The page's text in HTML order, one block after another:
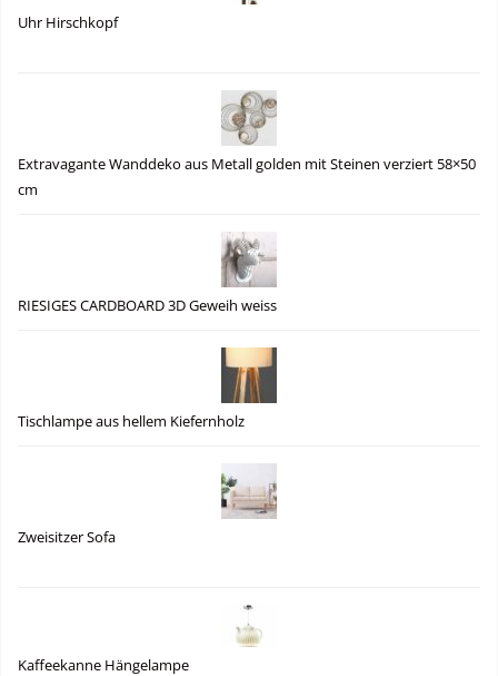
Uhr Hirschkopf
Extravagante Wanddeko aus Metall golden mit Steinen verziert 58×50
cm
RIESIGES CARDBOARD 3D Geweih weiss
Tischlampe aus hellem Kiefernholz
Zweisitzer Sofa
Kaffeekanne Hängelampe